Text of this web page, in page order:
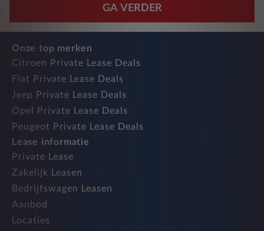
GA VERDER
Onze top merken
Citroen Private Lease Deals
Fiat Private Lease Deals
Jeep Private Lease Deals
Opel Private Lease Deals
Peugeot Private Lease Deals
Lease informatie
Private Lease
Zakelijk Leasen
Bedrijfswagen Leasen
Aanbod
Locaties